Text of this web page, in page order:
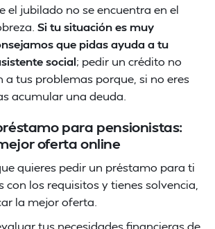
el jubilado no se encuentra en el
Si tu situación es muy
que pidas ayuda a tu
social; pedir un crédito no
a tus problemas porque, si no eres
acumular una deuda.
para pensionistas:
oferta online
quieres pedir un préstamo para ti
con los requisitos y tienes solvencia,
la mejor oferta.
tus necesidades financieras de